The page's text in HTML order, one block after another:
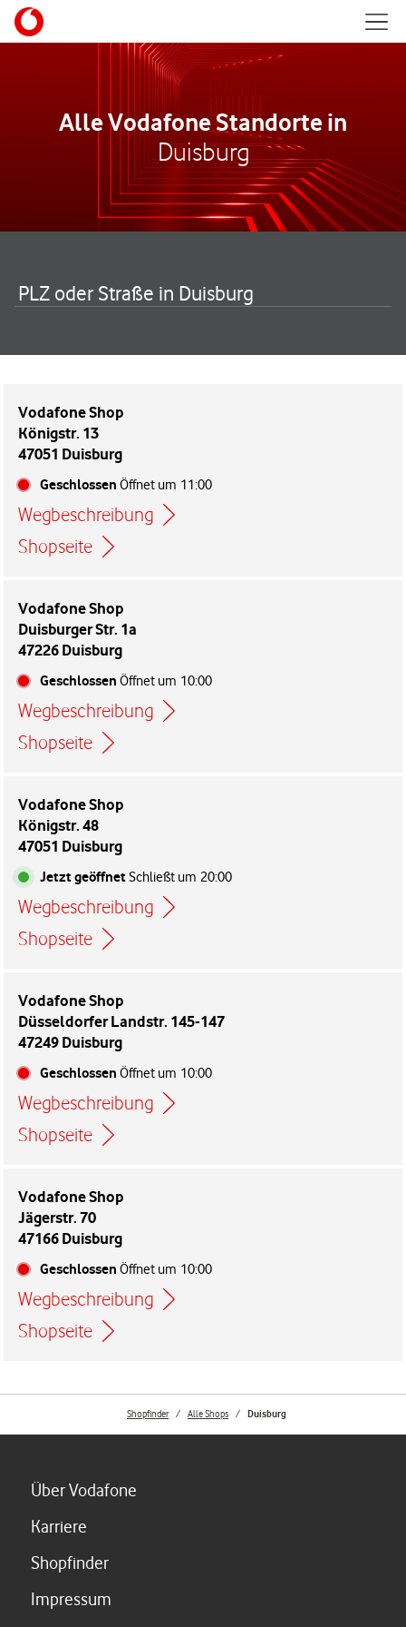
Skip to content
Alle Vodafone Standorte in
Duisburg
PLZ oder Straße in Duisburg
Vodafone Shop
Königstr. 13
47051 Duisburg
Geschlossen Öffnet um 11:00
Wegbeschreibung
Link öffnet in einem neuen Tab
Shopseite
Vodafone Shop
Duisburger Str. 1a
47226 Duisburg
Geschlossen Öffnet um 10:00
Wegbeschreibung
Link öffnet in einem neuen Tab
Shopseite
Vodafone Shop
Königstr. 48
47051 Duisburg
Jetzt geöffnetSchließt um 20:00
Wegbeschreibung
Link öffnet in einem neuen Tab
Shopseite
Vodafone Shop
Düsseldorfer Landstr. 145-147
47249 Duisburg
Geschlossen Öffnet um 10:00
Wegbeschreibung
Link öffnet in einem neuen Tab
Shopseite
Vodafone Shop
Jägerstr. 70
47166 Duisburg
Geschlossen Öffnet um 10:00
Wegbeschreibung
Link öffnet in einem neuen Tab
Shopseite
Shopfinder Alle Shops Duisburg
Über Vodafone
Karriere
ShopfinderLink öffnet in einem neuen Tab
Impressum